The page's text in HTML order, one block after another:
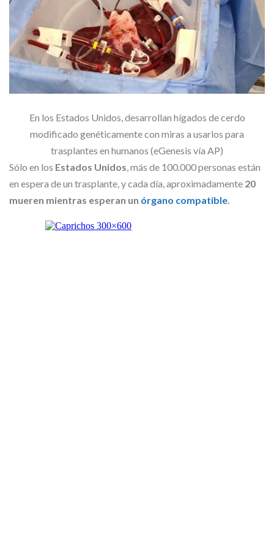
En los Estados Unidos, desarrollan hígados de cerdo
modificado genéticamente con miras a usarlos para
trasplantes en humanos (eGenesis vía AP)
Sólo en los Estados Unidos , más de 100.000 personas están
en espera de un trasplante, y cada día, aproximadamente 20
mueren mientras esperan un órgano compatible